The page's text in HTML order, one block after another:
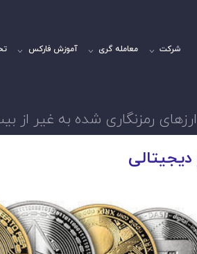
شرکت معامله گری آموزش فارکس
رمزنگاری شده به غیر از
دیجیتالی